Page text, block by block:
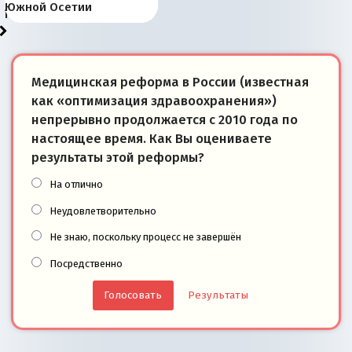
победители
«переобувании» хозяев
суверенной экономике
Анкориджа
внутренней политике
отношениям с Россией?
Южной Осетии
Медицинская реформа в России (известная
как «оптимизация здравоохранения»)
непрерывно продолжается с 2010 года по
настоящее время. Как Вы оцениваете
результаты этой реформы?
На отлично
Неудовлетворительно
Не знаю, поскольку процесс не завершён
Посредственно
Результаты